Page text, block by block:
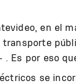
en el
Es por eso
se